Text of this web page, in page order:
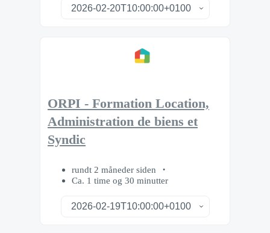
ORPI - Formation Location,
Administration de biens et
Syndic
rundt 2 måneder siden
Ca. 1 time og 30 minutter